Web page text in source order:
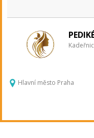
Hlavní město Praha